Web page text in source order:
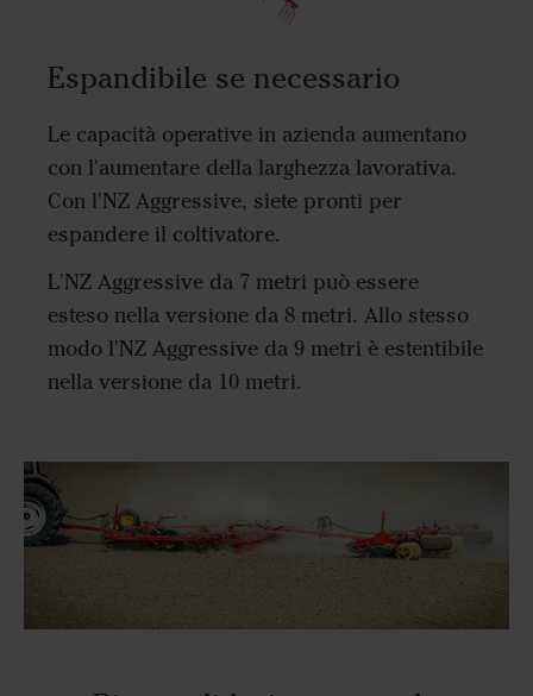
Espandibile se necessario
Le capacità operative in azienda aumentano
con l'aumentare della larghezza lavorativa.
Con l'NZ Aggressive, siete pronti per
espandere il coltivatore.
L'NZ Aggressive da 7 metri può essere
esteso nella versione da 8 metri. Allo stesso
modo l'NZ Aggressive da 9 metri è estentibile
nella versione da 10 metri.